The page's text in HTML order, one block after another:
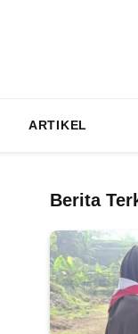
ARTIKEL
Berita